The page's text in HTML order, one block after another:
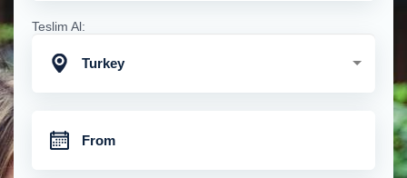
Teslim Al:
Turkey